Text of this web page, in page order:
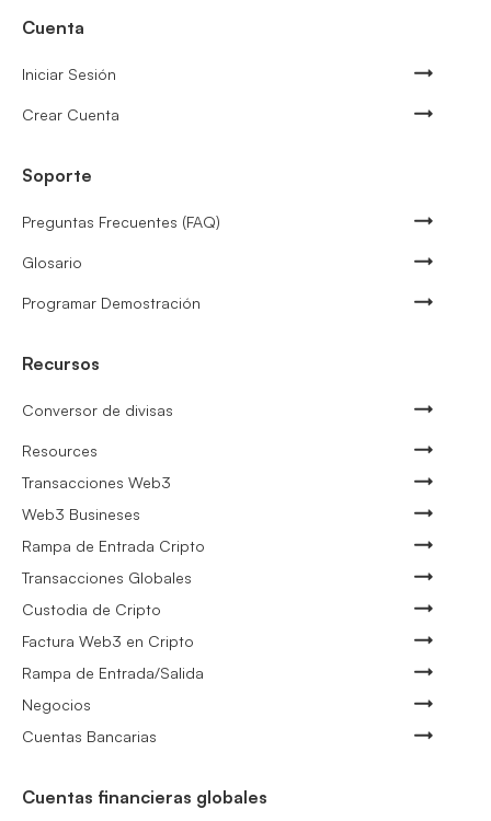
Cuenta
Iniciar Sesión
Crear Cuenta
Soporte
Preguntas Frecuentes (FAQ)
Glosario
Programar Demostración
Recursos
Conversor de divisas
Resources
Transacciones Web3
Web3 Busineses
Rampa de Entrada Cripto
Transacciones Globales
Custodia de Cripto
Factura Web3 en Cripto
Rampa de Entrada/Salida
Negocios
Cuentas Bancarias
Cuentas financieras globales